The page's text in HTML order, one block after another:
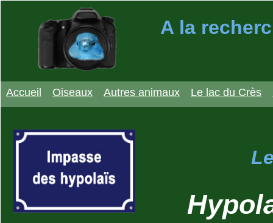
A la
Accueil Oiseaux Autres animaux Le lac du Crès